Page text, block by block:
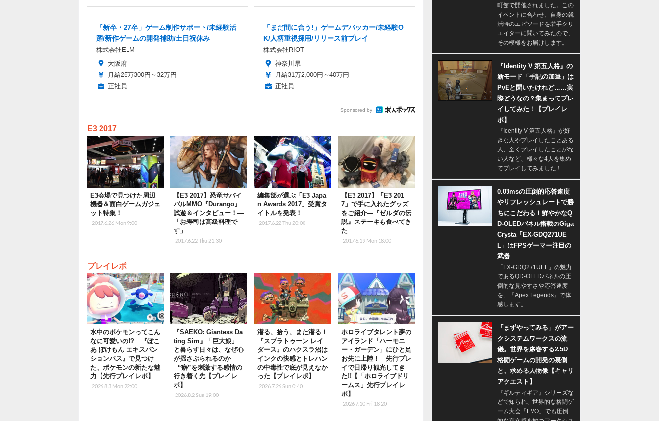
「新卒・27卒」ゲーム制作サポート/未経験活
躍/新作ゲームの開発補助/土日祝休み
株式会社ELM
大阪府
月給25万300円～32万円
正社員
「まだ間に合う!」ゲームデバッカー/未経験O
K/人柄重視採用/リリース前プレイ
株式会社RIOT
神奈川県
月給31万2,000円～40万円
正社員
Sponsored by
E3 2017
E3会場で見つけた周辺
機器＆面白ゲームガジェ
ット特集！
2017.6.26 Mon 9:00
【E3 2017】恐竜サバイ
バルMMO『Durango』
試遊＆インタビュー！―
「お寿司は高級料理で
す」
2017.6.22 Thu 21:30
編集部が選ぶ「E3 Japa
n Awards 2017」受賞タ
イトルを発表！
2017.6.22 Thu 20:00
【E3 2017】「E3 201
7」で手に入れたグッズ
をご紹介―『ゼルダの伝
説』ステーキも食べてき
た
2017.6.19 Mon 18:00
プレイレポ
水中のポケモンってこん
なに可愛いの!? 『ぽこ
あ ぽけもん エキスパン
ションパス』で見つけ
た、ポケモンの新たな魅
力【先行プレイレポ】
2026.8.3 Mon 22:00
『SAEKO: Giantess Da
ting Sim』「巨大娘」
と暮らす日々は、なぜ心
が揺さぶられるのか
─“癖”を刺激する感情の
行き着く先【プレイレ
ポ】
2026.8.2 Sun 19:00
潜る、拾う、また潜る！
『スプラトゥーン レイ
ダース』のハクスラ沼は
インクの快感とトレハン
の中毒性で底が見えなか
った【プレイレポ】
2026.7.26 Sun 0:40
ホロライブタレント夢の
アイランド「ハーモニ
ー・ガーデン」にひと足
お先に上陸！ 先行プレ
イで日帰り観光してき
た!!【「ホロライブドリ
ームス」先行プレイレ
ポ】
2026.7.10 Fri 18:20
町館で開催されました。この
イベントに合わせ、自身の就
活時のエピソードを若手クリ
エイターに聞いてみたので、
その模様をお届けします。
『Identity V 第五人格』の
新モード「手記の加筆」は
PvEと聞いたけれど……実
際どうなの？集まってプレ
イしてみた！【プレイレ
ポ】
『Identity V 第五人格』が好
きな人やプレイしたことある
人、全くプレイしたことがな
い人など、様々な4人を集め
てプレイしてみました！
0.03msの圧倒的応答速度
やリフレッシュレートで勝
ちにこだわる！鮮やかなQ
D-OLEDパネル搭載のGiga
Crysta「EX-GDQ271UE
L」はFPSゲーマー注目の
武器
「EX-GDQ271UEL」の魅力
であるQD-OLEDパネルの圧
倒的な見やすさや応答速度
を、『Apex Legends』で体
感します。
「まずやってみる」がアー
クシステムワークスの流
儀。世界を席巻する2.5D
格闘ゲームの開発の裏側
と、求める人物像【キャリ
アクエスト】
『ギルティギア』シリーズな
どで知られ、世界的な格闘ゲ
ーム大会「EVO」でも圧倒